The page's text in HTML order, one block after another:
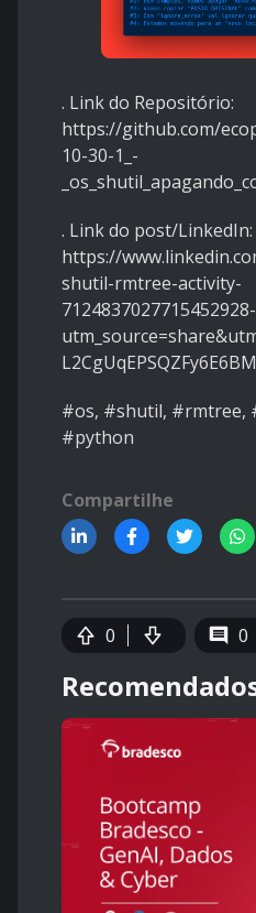
. Link do Repositório:
https://github.com/
10-30-1_-
. Link do post/LinkedIn:
https://
shutil-rmtree-activity-
#os, #shutil, #rmtree,
#python
Compartilhe
0 0